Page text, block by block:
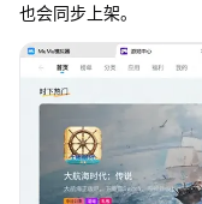
也会同步上架。